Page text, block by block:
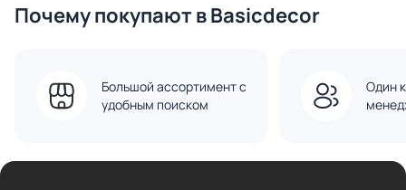
Почему покупают в Basicdecor
Большой ассортимент с
удобным поиском
Один